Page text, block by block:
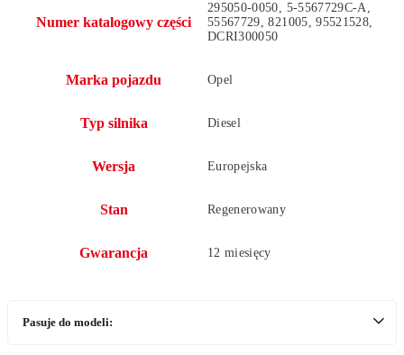
Numer katalogowy części
295050-0050, 5-5567729C-A,
55567729, 821005, 95521528,
DCRI300050
Marka pojazdu Opel
Typ silnika Diesel
Wersja Europejska
Stan Regenerowany
Gwarancja 12 miesięcy
Pasuje do modeli: